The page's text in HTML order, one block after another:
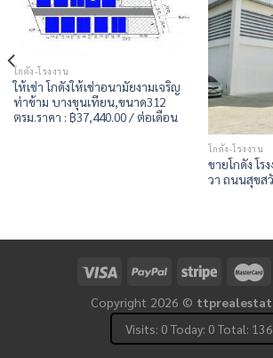
โกดัง-โรงงาน
ให้เช่า โกดังให้เช่าอนามัยงามเจริญ
ท่าข้าม บางขุนเทียน,ขนาด312
ตรม.ราคา : ฿37,440.00 / ต่อเดือน
โกดัง-โรงงาน
ขายโกดัง โร
วา ถนนสุขส
Copyright 2026 ©
Visits: 0 Today: 0 Total: 136